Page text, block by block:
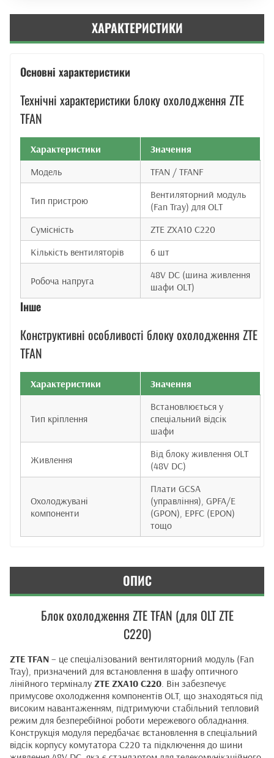
ХАРАКТЕРИСТИКИ
Основні характеристики
Технічні характеристики блоку охолодження ZTE
TFAN
Характеристики
Значення
Модель
TFAN / TFANF
Тип пристрою
Вентиляторний модуль
(Fan Tray) для OLT
Сумісність
ZTE ZXA10 C220
Кількість вентиляторів
6 шт
Робоча напруга
48V DC (шина живлення
шафи OLT)
Інше
Конструктивні особливості блоку охолодження ZTE
TFAN
Характеристики Значення
Тип кріплення
Встановлюється у
спеціальний відсік
шафи
Живлення
Від блоку живлення OLT
(48V DC)
Охолоджувані
компоненти
Плати GCSA
(управління), GPFA/E
(GPON), EPFC (EPON)
тощо
ОПИС
Блок охолодження ZTE TFAN (для OLT ZTE
C220)
ZTE TFAN – це спеціалізований вентиляторний модуль (Fan
Tray), призначений для встановлення в шафу оптичного
лінійного терміналу ZTE ZXA10 C220 . Він забезпечує
примусове охолодження компонентів OLT, що знаходяться під
високим навантаженням, підтримуючи стабільний тепловий
режим для безперебійної роботи мережевого обладнання.
Конструкція модуля передбачає встановлення в спеціальний
відсік корпусу комутатора C220 та підключення до шини